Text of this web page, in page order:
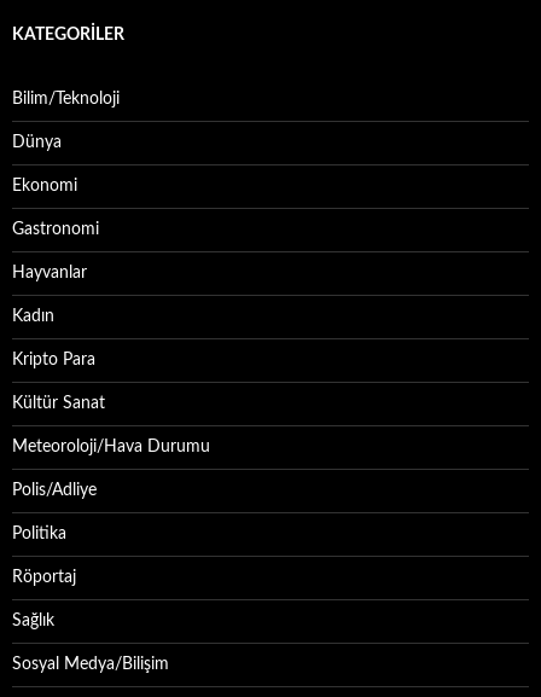
KATEGORILER
Bilim/Teknoloji
Dünya
Ekonomi
Gastronomi
Hayvanlar
Kadın
Kripto Para
Kültür Sanat
Meteoroloji/Hava Durumu
Polis/Adliye
Politika
Röportaj
Sağlık
Sosyal Medya/Bilişim